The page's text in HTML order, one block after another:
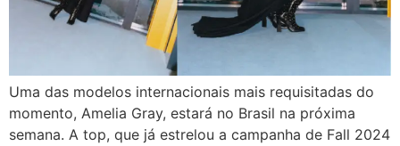
Uma das modelos internacionais mais requisitadas do
momento, Amelia Gray, estará no Brasil na próxima
semana. A top, que já estrelou a campanha de Fall 2024